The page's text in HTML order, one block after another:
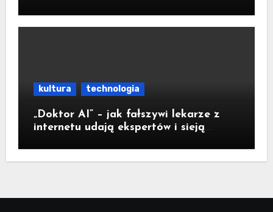
kultura technologia
„Doktor AI” – jak fałszywi lekarze z
internetu udają ekspertów i sieją